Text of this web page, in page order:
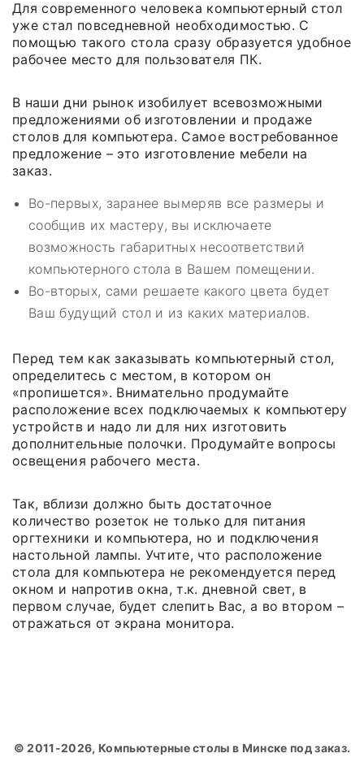
Для современного человека компьютерный стол
уже стал повседневной необходимостью. С
помощью такого стола сразу образуется удобное
рабочее место для пользователя ПК.
В наши дни рынок изобилует всевозможными
предложениями об изготовлении и продаже
столов для компьютера. Самое востребованное
предложение – это изготовление мебели на
заказ.
Во-первых, заранее вымеряв все размеры и
сообщив их мастеру, вы исключаете
возможность габаритных несоответствий
компьютерного стола в Вашем помещении.
Во-вторых, сами решаете какого цвета будет
Ваш будущий стол и из каких материалов.
Перед тем как заказывать компьютерный стол,
определитесь с местом, в котором он
«пропишется». Внимательно продумайте
расположение всех подключаемых к компьютеру
устройств и надо ли для них изготовить
дополнительные полочки. Продумайте вопросы
освещения рабочего места.
Так, вблизи должно быть достаточное
количество розеток не только для питания
оргтехники и компьютера, но и подключения
настольной лампы. Учтите, что расположение
стола для компьютера не рекомендуется перед
окном и напротив окна, т.к. дневной свет, в
первом случае, будет слепить Вас, а во втором –
отражаться от экрана монитора.
© 2011-2026, Компьютерные столы в Минске под заказ.